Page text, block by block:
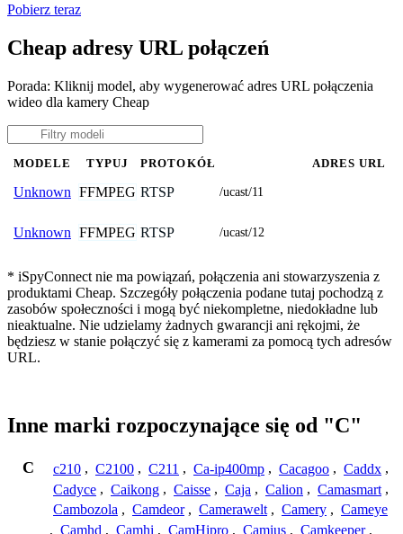
Pobierz teraz
Cheap adresy URL połączeń
Porada: Kliknij model, aby wygenerować adres URL połączenia
wideo dla kamery Cheap
MODELE TYPUJ PROTOKÓŁ ADRES URL
Unknown FFMPEG RTSP /ucast/11
Unknown FFMPEG RTSP /ucast/12
* iSpyConnect nie ma powiązań, połączenia ani stowarzyszenia z
produktami Cheap. Szczegóły połączenia podane tutaj pochodzą z
zasobów społeczności i mogą być niekompletne, niedokładne lub
nieaktualne. Nie udzielamy żadnych gwarancji ani rękojmi, że
będziesz w stanie połączyć się z kamerami za pomocą tych adresów
URL.
Inne marki rozpoczynające się od "C"
C c210 , C2100 , C211 , Ca-ip400mp , Cacagoo , Caddx ,
Cadyce , Caikong , Caisse , Caja , Calion , Camasmart ,
Cambozola , Camdeor , Camerawelt , Camery , Cameye
, Camhd , Camhi , CamHipro , Camius , Camkeeper ,